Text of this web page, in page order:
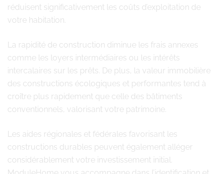
réduisent significativement les coûts d’exploitation de
votre habitation.
La rapidité de construction diminue les frais annexes
comme les loyers intermédiaires ou les intérêts
intercalaires sur les prêts. De plus, la valeur immobilière
des constructions écologiques et performantes tend à
croître plus rapidement que celle des bâtiments
conventionnels, valorisant votre patrimoine.
Les aides régionales et fédérales favorisant les
constructions durables peuvent également alléger
considérablement votre investissement initial.